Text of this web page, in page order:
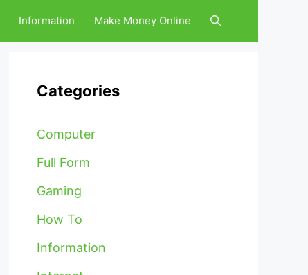
Information Make Money Online
Categories
Computer
Full Form
Gaming
How To
Information